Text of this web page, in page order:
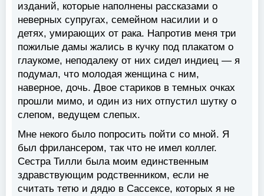
изданий, которые наполнены рассказами о
неверных супругах, семейном насилии и о
детях, умирающих от рака. Напротив меня три
пожилые дамы жались в кучку под плакатом о
глаукоме, неподалеку от них сидел индиец — я
подумал, что молодая женщина с ним,
наверное, дочь. Двое стариков в темных очках
прошли мимо, и один из них отпустил шутку о
слепом, ведущем слепых.
Мне некого было попросить пойти со мной. Я
был фрилансером, так что не имел коллег.
Сестра Тилли была моим единственным
здравствующим родственником, если не
считать тетю и дядю в Сассексе, которых я не